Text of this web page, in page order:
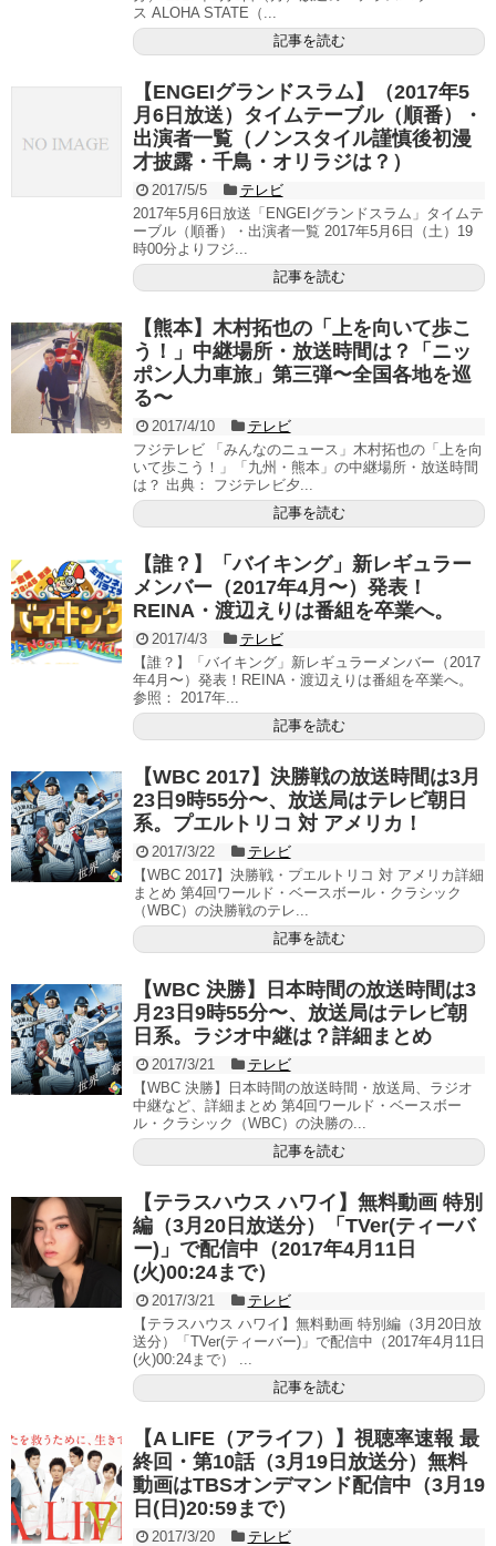
ス ALOHA STATE（...
記事を読む
【ENGEIグランドスラム】（2017年5
月6日放送）タイムテーブル（順番）・
出演者一覧（ノンスタイル謹慎後初漫
才披露・千鳥・オリラジは？）
2017/5/5
テレビ
2017年5月6日放送「ENGEIグランドスラム」タイムテ
ーブル（順番）・出演者一覧 2017年5月6日（土）19
時00分よりフジ...
記事を読む
【熊本】木村拓也の「上を向いて歩こ
う！」中継場所・放送時間は？「ニッ
ポン人力車旅」第三弾〜全国各地を巡
る〜
2017/4/10
テレビ
フジテレビ 「みんなのニュース」木村拓也の「上を向
いて歩こう！」「九州・熊本」の中継場所・放送時間
は？ 出典： フジテレビ夕...
記事を読む
【誰？】「バイキング」新レギュラー
メンバー（2017年4月〜）発表！
REINA・渡辺えりは番組を卒業へ。
2017/4/3
テレビ
【誰？】「バイキング」新レギュラーメンバー（2017
年4月〜）発表！REINA・渡辺えりは番組を卒業へ。
参照： 2017年...
記事を読む
【WBC 2017】決勝戦の放送時間は3月
23日9時55分〜、放送局はテレビ朝日
系。プエルトリコ 対 アメリカ！
2017/3/22
テレビ
【WBC 2017】決勝戦・プエルトリコ 対 アメリカ詳細
まとめ 第4回ワールド・ベースボール・クラシック
（WBC）の決勝戦のテレ...
記事を読む
【WBC 決勝】日本時間の放送時間は3
月23日9時55分〜、放送局はテレビ朝
日系。ラジオ中継は？詳細まとめ
2017/3/21
テレビ
【WBC 決勝】日本時間の放送時間・放送局、ラジオ
中継など、詳細まとめ 第4回ワールド・ベースボー
ル・クラシック（WBC）の決勝の...
記事を読む
【テラスハウス ハワイ】無料動画 特別
編（3月20日放送分）「TVer(ティーバ
ー)」で配信中（2017年4月11日
(火)00:24まで）
2017/3/21
テレビ
【テラスハウス ハワイ】無料動画 特別編（3月20日放
送分）「TVer(ティーバー)」で配信中（2017年4月11日
(火)00:24まで） ...
記事を読む
【A LIFE（アライフ）】視聴率速報 最
終回・第10話（3月19日放送分）無料
動画はTBSオンデマンド配信中（3月19
日(日)20:59まで）
2017/3/20 テレビ